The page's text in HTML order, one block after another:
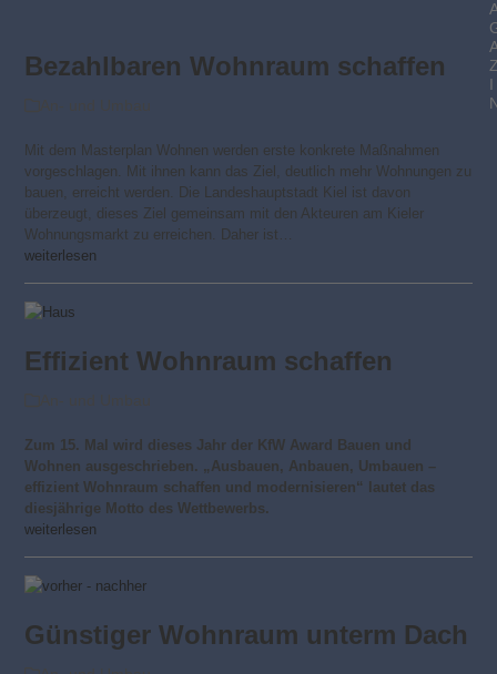
Bezahlbaren Wohnraum schaffen
Mit dem Masterplan Wohnen werden erste konkrete Maßnahmen
vorgeschlagen. Mit ihnen kann das Ziel, deutlich mehr Wohnungen zu
bauen, erreicht werden. Die Landeshauptstadt Kiel ist davon
überzeugt, dieses Ziel gemeinsam mit den Akteuren am Kieler
Wohnungsmarkt zu erreichen. Daher ist…
weiterlesen
Effizient Wohnraum schaffen
Zum 15. Mal wird dieses Jahr der KfW Award Bauen und
Wohnen ausgeschrieben. „Ausbauen, Anbauen, Umbauen –
effizient Wohnraum schaffen und modernisieren“ lautet das
diesjährige Motto des Wettbewerbs.
weiterlesen
Günstiger Wohnraum unterm Dach
I